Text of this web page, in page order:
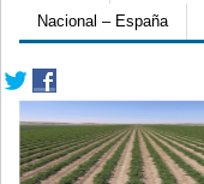
Nacional – España